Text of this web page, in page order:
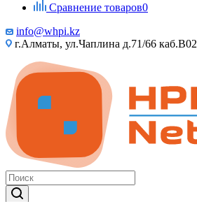
Сравнение товаров0
info@whpi.kz
г.Алматы, ул.Чаплина д.71/66 каб.B02